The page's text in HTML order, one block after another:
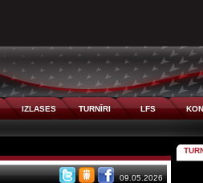
IZLASES TURNĪRI LFS
09.05.2026